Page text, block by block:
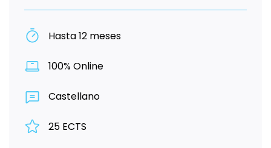
Hasta 12 meses
100% Online
Castellano
25 ECTS